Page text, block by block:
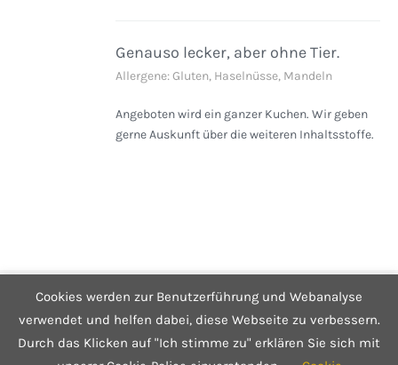
Genauso lecker, aber ohne Tier.
Allergene: Gluten, Haselnüsse, Mandeln
Angeboten wird ein ganzer Kuchen. Wir geben
gerne Auskunft über die weiteren Inhaltsstoffe.
© Copyright 2025 Café Hüftgold - Genuss ohne Reue
Kontakt| Impressum| Datenschutzerklärung|Infos zum Shop
Cookies werden zur Benutzerführung und Webanalyse
verwendet und helfen dabei, diese Webseite zu verbessern.
Durch das Klicken auf "Ich stimme zu" erklären Sie sich mit